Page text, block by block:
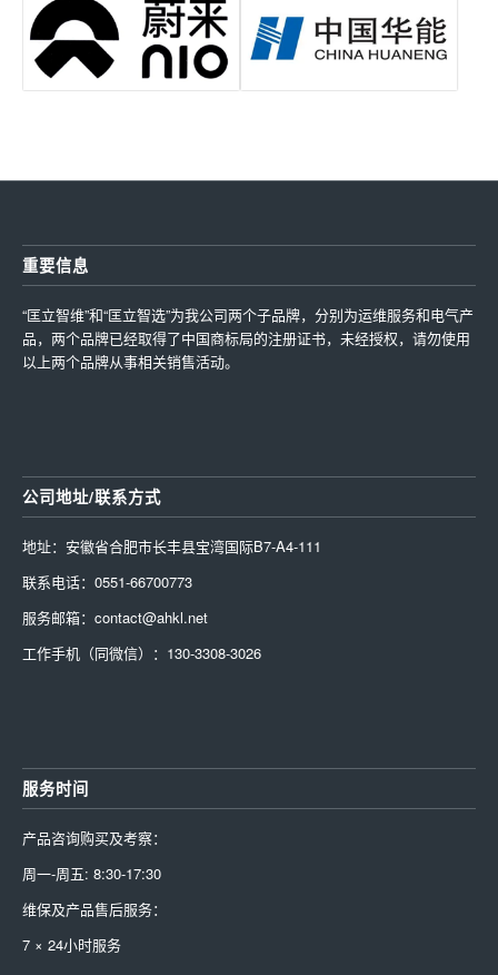
重要信息
“匡立智维”和“匡立智选”为我公司两个子品牌，分别为运维服务和电气产
品，两个品牌已经取得了中国商标局的注册证书，未经授权，请勿使用
以上两个品牌从事相关销售活动。
公司地址/联系方式
地址：安徽省合肥市长丰县宝湾国际B7-A4-111
联系电话：0551-66700773
服务邮箱：contact@ahkl.net
工作手机（同微信）：130-3308-3026
服务时间
产品咨询购买及考察：
周一-周五: 8:30-17:30
维保及产品售后服务：
7 × 24小时服务